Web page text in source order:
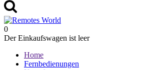
0
Der Einkaufswagen ist leer
Home
Fernbedienungen